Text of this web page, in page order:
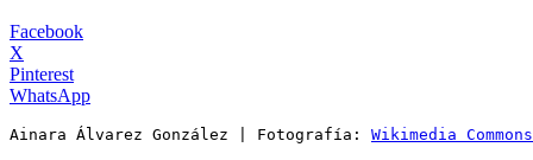
Facebook
X
Pinterest
WhatsApp
Ainara Álvarez González | Fotografía: Wikimedia Commons